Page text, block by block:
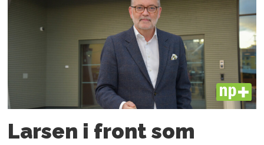
PLUS
Larsen i front som